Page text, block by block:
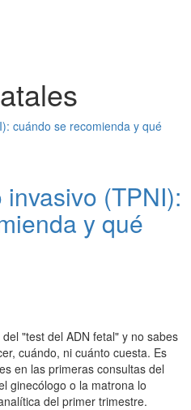
(TPNI):
y qué
"test del ADN fetal" y no sabes
cuándo, ni cuánto cuesta. Es
en las primeras consultas del
ginecólogo o la matrona lo
del primer trimestre.